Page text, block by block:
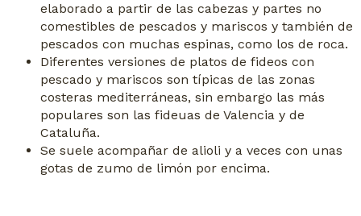
elaborado a partir de las cabezas y partes no
comestibles de pescados y mariscos y también de
pescados con muchas espinas, como los de roca.
Diferentes versiones de platos de fideos con
pescado y mariscos son típicas de las zonas
costeras mediterráneas, sin embargo las más
populares son las fideuas de Valencia y de
Cataluña.
Se suele acompañar de alioli y a veces con unas
gotas de zumo de limón por encima.